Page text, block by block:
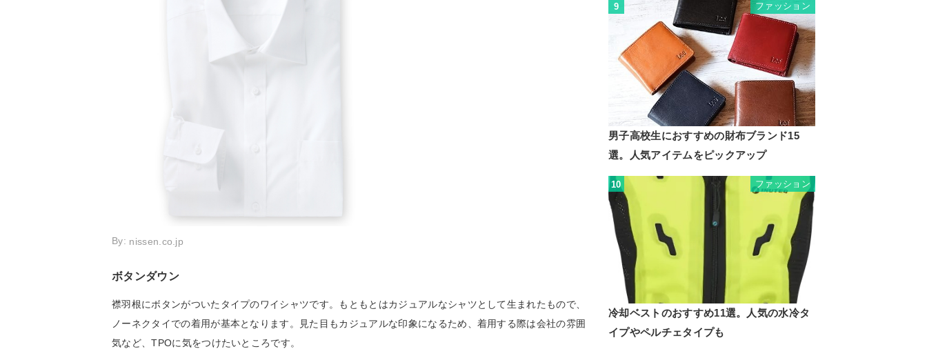
By: nissen.co.jp
ボタンダウン
襟羽根にボタンがついたタイプのワイシャツです。もともとはカジュアルなシャツとして生まれたもので、
ノーネクタイでの着用が基本となります。見た目もカジュアルな印象になるため、着用する際は会社の雰囲
気など、TPOに気をつけたいところです。
9 ファッション
男子高校生におすすめの財布ブランド15
選。人気アイテムをピックアップ
10 ファッション
冷却ベストのおすすめ11選。人気の水冷タ
イプやペルチェタイプも